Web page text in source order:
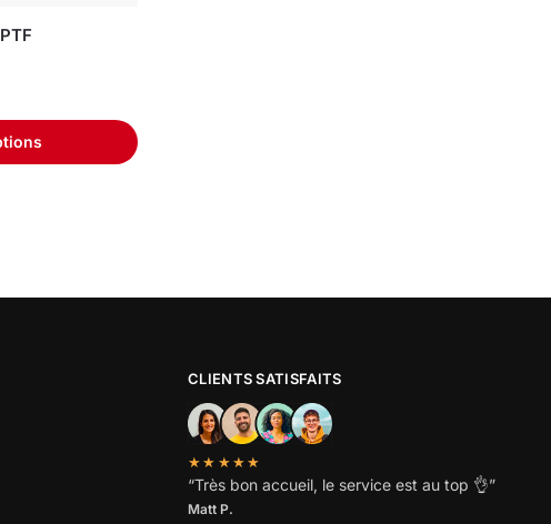
CLIENTS SATISFAITS
★★★★★
“Très bon accueil, le service est au top 👌”
Matt P.